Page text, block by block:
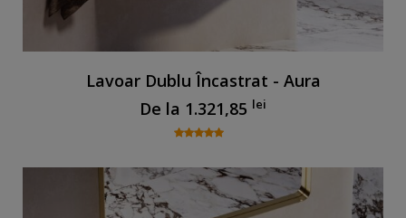
Lavoar Dublu Încastrat - Aura
De la 1.321,85 lei